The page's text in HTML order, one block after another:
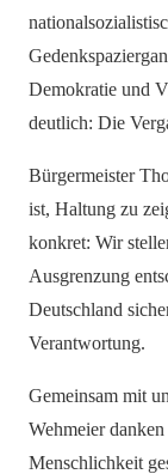
Demokratie und
deutlich: Die
Bürgermeister
ist, Haltung zu
konkret: Wir
Ausgrenzung
Deutschland
Verantwortung.
Gemeinsam mit
Wehmeier
Menschlichkeit